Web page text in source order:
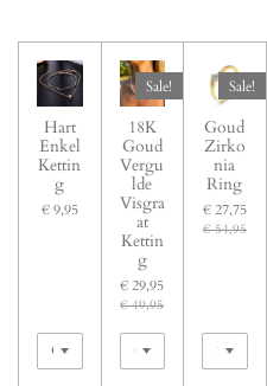
Hart
Enkel
Kettin
g
€ 9,95
Sale!
18K
Goud
Vergu
lde
Visgra
at
Kettin
g
€ 29,95
€ 49,95
Sale!
Goud
Zirko
nia
Ring
€ 27,75
€ 54,95